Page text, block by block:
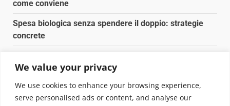
We value your privacy
We use cookies to enhance your browsing experience,
serve personalised ads or content, and analyse our
come conviene
Spesa biologica senza spendere il doppio: strategie
concrete
Pulizia naturale della casa: 3 ingredienti che
sostituiscono 10 prodotti chimici